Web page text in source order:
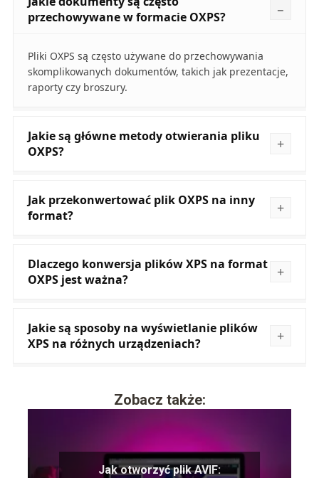
przechowywane w formacie OXPS?
Pliki OXPS są często używane do przechowywania
skomplikowanych dokumentów, takich jak prezentacje,
raporty czy broszury.
Jakie są główne metody otwierania pliku
OXPS?
Jak przekonwertować plik OXPS na inny
format?
Dlaczego konwersja plików XPS na format
OXPS jest ważna?
Jakie są sposoby na wyświetlanie plików
XPS na różnych urządzeniach?
Zobacz także:
Jak otworzyć plik AVIF: